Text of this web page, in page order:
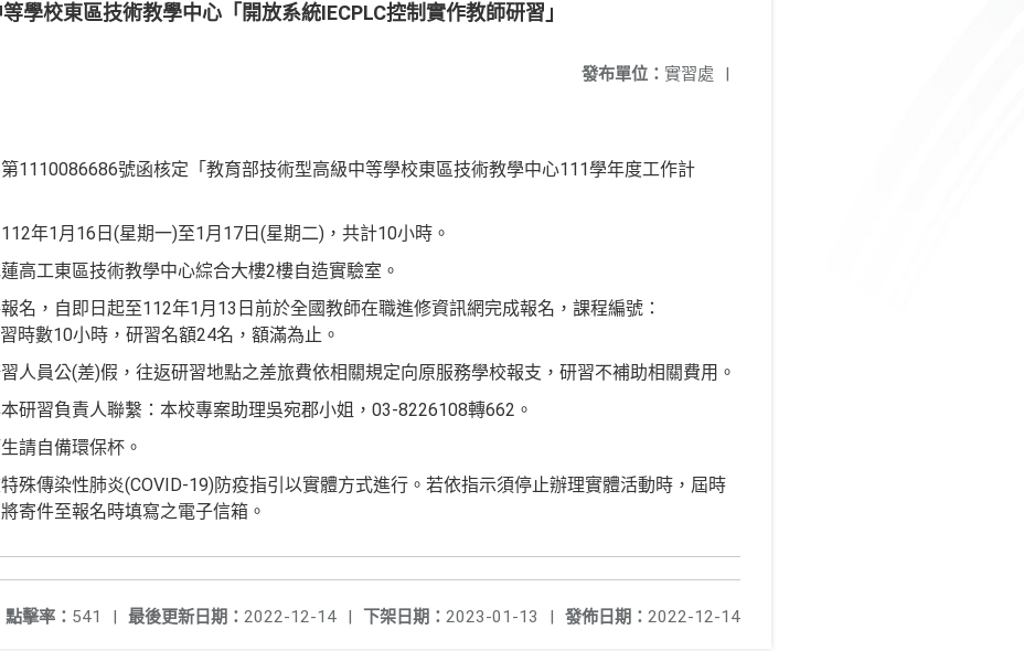
學校東區技術教學中心「開放系統IECPLC控制實作教師研習」
發布單位： 實習處 |
1110086686號函核定「教育部技術型高級中等學校東區技術教學中心111學年度工作計
年1月16日(星期一)至1月17日(星期二)，共計10小時。
高工東區技術教學中心綜合大樓2樓自造實驗室。
名，自即日起至112年1月13日前於全國教師在職進修資訊網完成報名，課程編號：
時數10小時，研習名額24名，額滿為止。
人員公(差)假，往返研習地點之差旅費依相關規定向原服務學校報支，研習不補助相關費用。
研習負責人聯繫：本校專案助理吳宛郡小姐，03-8226108轉662。
請自備環保杯。
殊傳染性肺炎(COVID-19)防疫指引以實體方式進行。若依指示須停止辦理實體活動時，屆時
寄件至報名時填寫之電子信箱。
發佈日期： 2022-12-14
下架日期： 2023-01-13 |
最後更新日期： 2022-12-14 |
點擊率： 541 |